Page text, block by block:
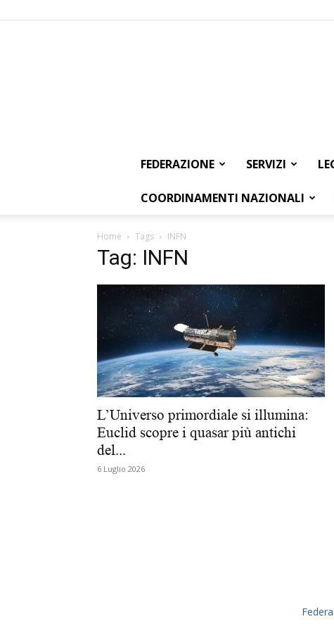
FEDERAZIONE SERVIZI
COORDINAMENTI NAZIONALI
Home Tags INFN
Tag: INFN
L’Universo primordiale si illumina:
Euclid scopre i quasar più antichi
del...
6 Luglio 2026